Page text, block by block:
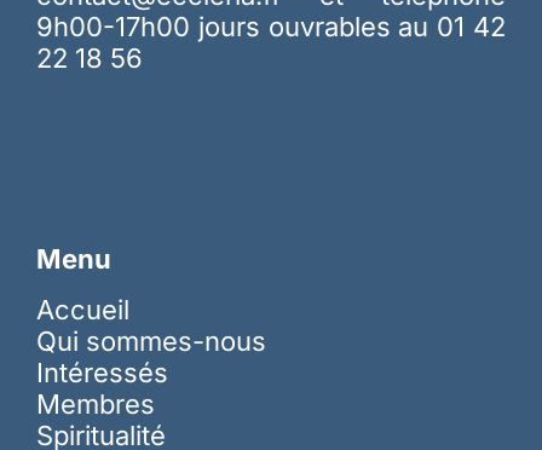
9h00-17h00 jours ouvrables au 01 42
22 18 56
Menu
Accueil
Qui sommes-nous
Intéressés
Membres
Spiritualité